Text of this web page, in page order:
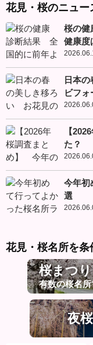
花見・桜のニュー
桜の
健康度
日本
ビフ
【
た？
今年初
選
花見・桜名所を条
桜まつり
有数の桜名
夜桜